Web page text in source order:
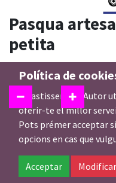
Pasqua
petita
29,00€
1 gr disponible
Política de
A Pastisseries d'Autor
oferir-te el millor
Pots prémer acceptar
opcions en cas que
Acceptar